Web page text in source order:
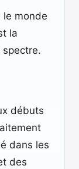
le monde
la
débuts
dans les
des